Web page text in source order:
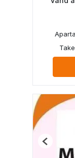
Previous